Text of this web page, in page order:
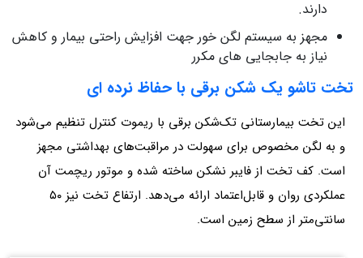
دارند.
مجهز به سیستم لگن خور جهت افزایش راحتی بیمار و کاهش
نیاز به جابجایی های مکرر
تخت تاشو یک شکن برقی با حفاظ نرده ای
این تخت بیمارستانی تک‌شکن برقی با ریموت کنترل تنظیم می‌شود
و به لگن مخصوص برای سهولت در مراقبت‌های بهداشتی مجهز
است. کف تخت از فایبر نشکن ساخته شده و موتور ریچمت آن
عملکردی روان و قابل‌اعتماد ارائه می‌دهد. ارتفاع تخت نیز ۵۰
سانتی‌متر از سطح زمین است.